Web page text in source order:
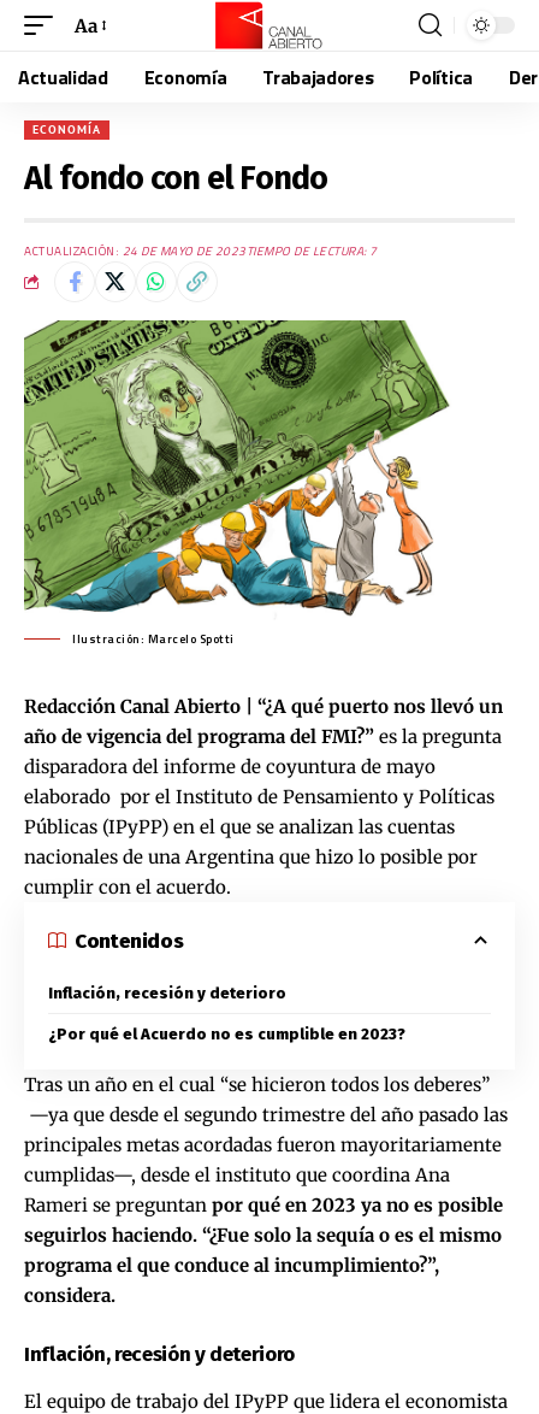
Aa
Actualidad Economía Trabajadores Política
ECONOMÍA
Al fondo con el Fondo
ACTUALIZACIÓN: 24 DE MAYO DE 2023TIEMPO DE LECTURA: 7
Ilustración: Marcelo Spotti
Redacción Canal Abierto | “¿A qué puerto nos llevó un
año de vigencia del programa del FMI?” es la pregunta
disparadora del informe de coyuntura de mayo
elaborado por el Instituto de Pensamiento y Políticas
Públicas (IPyPP) en el que se analizan las cuentas
nacionales de una Argentina que hizo lo posible por
cumplir con el acuerdo.
Contenidos
Inflación, recesión y deterioro
¿Por qué el Acuerdo no es cumplible en 2023?
Tras un año en el cual “se hicieron todos los deberes”
—ya que desde el segundo trimestre del año pasado las
principales metas acordadas fueron mayoritariamente
cumplidas—, desde el instituto que coordina Ana
Rameri se preguntan por qué en 2023 ya no es posible
seguirlos haciendo. “¿Fue solo la sequía o es el mismo
programa el que conduce al incumplimiento?”,
considera.
Inflación, recesión y deterioro
El equipo de trabajo del IPyPP que lidera el economista